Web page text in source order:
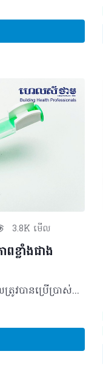
3.8K មើល
ខ្លាំងជាង
ឱសថបំបាត់ការឈឺចាប់ ជាប្រភេទថ្នាំដែលត្រូវបានប្រើប្រាស់ជាច្រើន ក្នុងមុខងារសម្របសម្រួលលើប្រព័ន្ធប្រសាទដើម្បីបំបាត់ការឈឺចាប់។ ជាទូទៅការប្រើប្រាស់ឱសថបំបាត់ការឈឺចាប់ មានច្រើនប្រភេទដូចជា ឱសថ Paracetamol ដែលបានប្រើប្រាស់ជាញឹកញាប់ និងប្រភេទ Opioid ដែលជាប្រភេទមួយផ្តល់នូវប្រសិទ្ធភាពជាងគេ។ ថ្មីៗនេះមានការរកឃើញឱសថបំបាត់ការឈឺចាប់ថ្មីដែលជាប្រភេទ Opioid មានឥទ្ធិពលខ្លាំងក្លា ១ពាន់ដង បើប្រៀបធៀបទៅនឹងឱសថបំបាត់ការឈឺចាប់ប្រភេទ Morphine និង ១០ដងខ្លាំងជាងប្រភេទ Fentanyl នេះបើយោងតាមការអនុម័តដោយ FDA (Food and Drug Administration)។ ឱសថបំបាត់ការឈឺចាប់ថ្មីនេះ ត្រូវបានគេហៅថា Dsuvia និងត្រូវបានដាក់ឲ្យប្រើប្រាស់ក្នុងច្បាប់យ៉ាងកំហិត និងក្រោមចំនួនកំណត់មួយដោយអាចផ្តល់ឲ្យតែនៅក្នុង មន្ទីរពេទ្យ មជ្ឈមណ្ឌលវះកាត់និង បន្ទប់សង្គ្រោះបន្ទាន់។ ស្នងការនៃ FDA លោក Scott Gottlieb បានបរិយាយថា ឱសថប្រភេទ Dsuvia ត្រូវប្រើប្រាស់ដោយស្ថិតនៅក្រោមការតាមដានដ៏តឹងរឹងច្បាស់លាស់ និងចាំបាច់។លោក Scott Gottlieb បានបន្តទៀតថា Dsuvia ពុំអនុញ្ញាតឲ្យដាក់លក់តាម ឱសថស្ថាន ឬ ប្រើបា្រស់តាមផ្ទះនោះទេ។ ប្រភេទឱសថនេះ ត្រូវបានផលិតឲ្យប្រើប្រាស់តែម្តង (Single Use) និងមិនអនុញ្ញាតឲ្យប្រើប្រាស់លើសពី ៧២ ម៉ោងឡើយ។ ចំណែកផលវិបាកនៃឱសថនេះអាចធ្វើឲ្យមាន ការបាក់កម្លាំងខ្លាំង មានបញ្ហាផ្លូវដង្ហើម សន្លប់ និង អាចបណ្តាលឲ្យស្លាប់បាន។ ជាក់ស្តែង ឱសថនេះត្រូវបានដាក់ឲ្យប្រើប្រាស់ចំពោះកងទ័ពដោយយកចិត្តទុកដាក់ ដែលជាការសម្រេចរបស់ FDA ក្នុងការផ្តល់ជូនសេវាពិសេសមួយសម្រាប់ការប្រយុទ្ធក្នុងសមរភូមិ។ នៅពីក្រោយប្រសិទ្ធភាពដ៏ប្រសើររបស់ Dsuvia ក៏នៅមានផលវិបាកជាច្រើនដែលពុំអាចជួយដល់អ្នកជំងឺធម្មតាបាន តែសង្ឃឹមថា អ្នកវិទ្យាសាស្ត្រនឹងបន្តស្វែងរកឱសថបំបាត់ការឈឺចាប់ដែលមានឥទ្ធិពលខ្លាំង និងពុំមានផលវិបាកផ្សេងៗ។ ប្រភពយោង៖ https://www.usatoday.com/story/news/nation-now/2018/11/05/fda-approves-opioid-painkiller-stronger-than-morphine-fentanyl/1889389002/ ©2019 រក្សាសិទ្ធិគ្រប់យ៉ាង​ដោយ Healthtime Corporation ចំពោះគ្រប់អត្ថបទដោយគ្មានផ្នែកណាមួយត្រូវបោះពុម្ពផ្សាយចូល ប្រព័ន្ធអ៊ីនធឺណែតឧបករណ៍អេឡិចត្រូនិកអាត់ជាសំឡេងឬថតចំលងគ្រប់រូបភាពដោយគ្មានការអនុញ្ញាតឡើយ